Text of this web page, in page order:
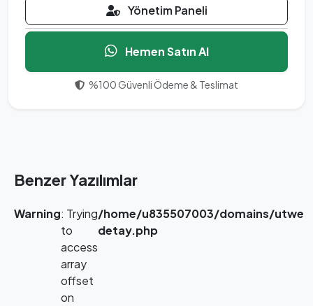
Yönetim Paneli
Hemen Satın Al
%100 Güvenli Ödeme & Teslimat
Benzer Yazılımlar
Warning: Trying
to
access
array
offset
on
/home/u835507003/domains/
detay.php